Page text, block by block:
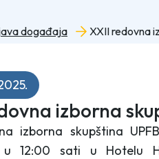
događaja
izborna
izborna skupština
u 12:00 sati u Hotelu